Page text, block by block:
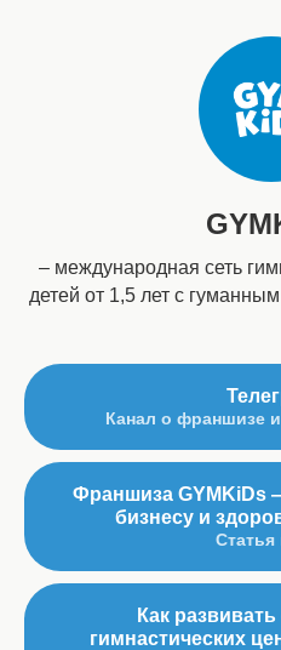
– международная сеть
детей от 1,5 лет с
Канал о франшизе
Франшиза GYMKiDs
бизнесу и
Статья
Как
гимнастических